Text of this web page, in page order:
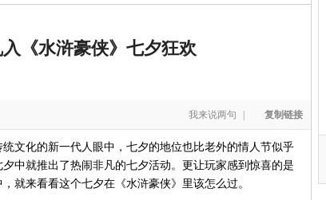
《水浒豪侠》七夕狂欢
我来说两句 复制链接
化的新一代人眼中，七夕的地位也比老外的情人节似乎
夕中就推出了热闹非凡的七夕活动。更让玩家感到惊喜的是
就来看看这个七夕在《水浒豪侠》里该怎么过。
立即注册